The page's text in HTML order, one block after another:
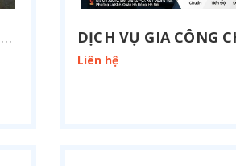
CHÂN BÀN ĂN ĂN HÌNH CHÓP NÓN D800 SP2110
Liên hệ